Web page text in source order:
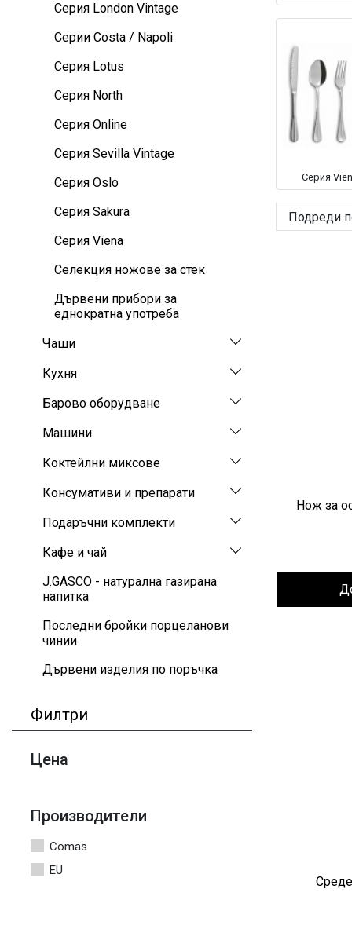
Серия London Vintage
Серии Costa / Napoli
Серия Lotus
Серия North
Серия Online
Серия Sevilla Vintage
Серия Oslo
Серия Sakura
Серия Viena
Селекция ножове за стек
Дървени прибори за
еднократна употреба
Чаши
Кухня
Барово оборудване
Машини
Коктейлни миксове
Консумативи и препарати
Подаръчни комплекти
Кафе и чай
J.GASCO - натурална газирана
напитка
Последни бройки порцеланови
чинии
Дървени изделия по поръчка
Филтри
Цена
Производители
Comas
EU
Серия
Подреди
Нож за